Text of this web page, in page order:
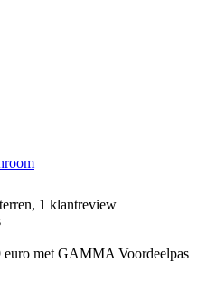
1 klantreview
met GAMMA Voordeelpas